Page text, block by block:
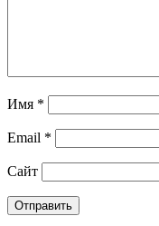
Имя *
Email *
Сайт